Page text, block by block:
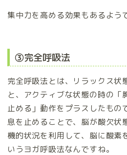
集中力を高める効果もあるよう
③完全呼吸法
完全呼吸法とは、リラックス状
と、アクティブな状態の時の「
止める」動作をプラスしたもの
息を止めることで、脳が酸欠状
機的状況を利用して、脳に酸素
いうヨガ呼吸法なんですね。